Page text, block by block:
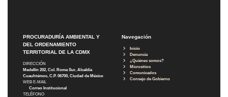
PROCURADURÍA AMBIENTAL Y
DEL ORDENAMIENTO
TERRITORIAL DE LA CDMX
DIRECCIÓN
Medellín 202, Col. Roma Sur, Alcaldía
Cuauhtémoc, C.P. 06700, Ciudad de México
WEB E-MAIL
Correo Institucional
TELÉFONO
Navegación
Inicio
Denuncia
¿Quiénes somos?
Micrositios
Comunicados
Consejo de Gobierno